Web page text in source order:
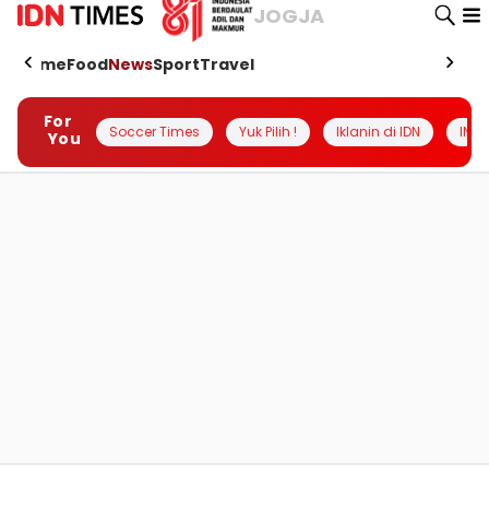
JOGJA
HomeFoodNewsSportTravel
For
You
Soccer Times Yuk Pilih ! Iklanin di IDN